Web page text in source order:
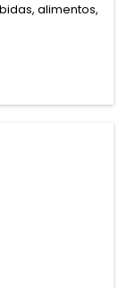
alimentos,